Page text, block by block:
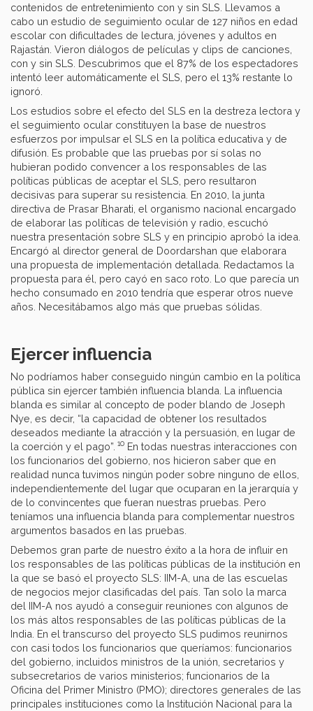
contenidos de entretenimiento con y sin SLS. Llevamos a
cabo un estudio de seguimiento ocular de 127 niños en edad
escolar con dificultades de lectura, jóvenes y adultos en
Rajastán. Vieron diálogos de películas y clips de canciones,
con y sin SLS. Descubrimos que el 87% de los espectadores
intentó leer automáticamente el SLS, pero el 13% restante lo
ignoró.
Los estudios sobre el efecto del SLS en la destreza lectora y
el seguimiento ocular constituyen la base de nuestros
esfuerzos por impulsar el SLS en la política educativa y de
difusión. Es probable que las pruebas por sí solas no
hubieran podido convencer a los responsables de las
políticas públicas de aceptar el SLS, pero resultaron
decisivas para superar su resistencia. En 2010, la junta
directiva de Prasar Bharati, el organismo nacional encargado
de elaborar las políticas de televisión y radio, escuchó
nuestra presentación sobre SLS y en principio aprobó la idea.
Encargó al director general de Doordarshan que elaborara
una propuesta de implementación detallada. Redactamos la
propuesta para él, pero cayó en saco roto. Lo que parecía un
hecho consumado en 2010 tendría que esperar otros nueve
años. Necesitábamos algo más que pruebas sólidas.
Ejercer influencia
No podríamos haber conseguido ningún cambio en la política
pública sin ejercer también influencia blanda. La influencia
blanda es similar al concepto de poder blando de Joseph
Nye, es decir, “la capacidad de obtener los resultados
deseados mediante la atracción y la persuasión, en lugar de
la coerción y el pago”. 10 En todas nuestras interacciones con
los funcionarios del gobierno, nos hicieron saber que en
realidad nunca tuvimos ningún poder sobre ninguno de ellos,
independientemente del lugar que ocuparan en la jerarquía y
de lo convincentes que fueran nuestras pruebas. Pero
teníamos una influencia blanda para complementar nuestros
argumentos basados en las pruebas.
Debemos gran parte de nuestro éxito a la hora de influir en
los responsables de las políticas públicas de la institución en
la que se basó el proyecto SLS: IIM-A, una de las escuelas
de negocios mejor clasificadas del país. Tan solo la marca
del IIM-A nos ayudó a conseguir reuniones con algunos de
los más altos responsables de las políticas públicas de la
India. En el transcurso del proyecto SLS pudimos reunirnos
con casi todos los funcionarios que queríamos: funcionarios
del gobierno, incluidos ministros de la unión, secretarios y
subsecretarios de varios ministerios; funcionarios de la
Oficina del Primer Ministro (PMO); directores generales de las
principales instituciones como la Institución Nacional para la